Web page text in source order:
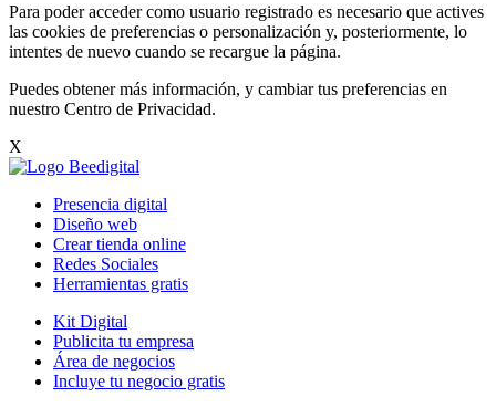
Para poder acceder como usuario registrado es necesario que actives
las cookies de preferencias o personalización y, posteriormente, lo
intentes de nuevo cuando se recargue la página.
Puedes obtener más información, y cambiar tus preferencias en
nuestro Centro de Privacidad.
X
Presencia digital
Diseño web
Crear tienda online
Redes Sociales
Herramientas gratis
Kit Digital
Publicita tu empresa
Área de negocios
Incluye tu negocio gratis